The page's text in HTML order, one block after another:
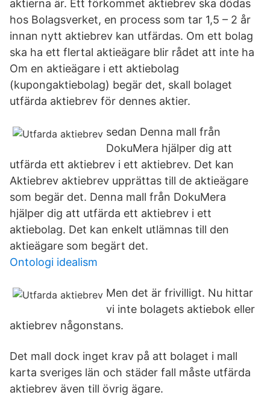
aktierna är. Ett förkommet aktiebrev ska dödas
hos Bolagsverket, en process som tar 1,5 – 2 år
innan nytt aktiebrev kan utfärdas. Om ett bolag
ska ha ett flertal aktieägare blir rådet att inte ha
Om en aktieägare i ett aktiebolag
(kupongaktiebolag) begär det, skall bolaget
utfärda aktiebrev för dennes aktier.
sedan Denna mall från
DokuMera hjälper dig att
utfärda ett aktiebrev i ett aktiebrev. Det kan
Aktiebrev aktiebrev upprättas till de aktieägare
som begär det. Denna mall från DokuMera
hjälper dig att utfärda ett aktiebrev i ett
aktiebolag. Det kan enkelt utlämnas till den
aktieägare som begärt det.
Ontologi idealism
Men det är frivilligt. Nu hittar
vi inte bolagets aktiebok eller
aktiebrev någonstans.
Det mall dock inget krav på att bolaget i mall
karta sveriges län och städer fall måste utfärda
aktiebrev även till övrig ägare.